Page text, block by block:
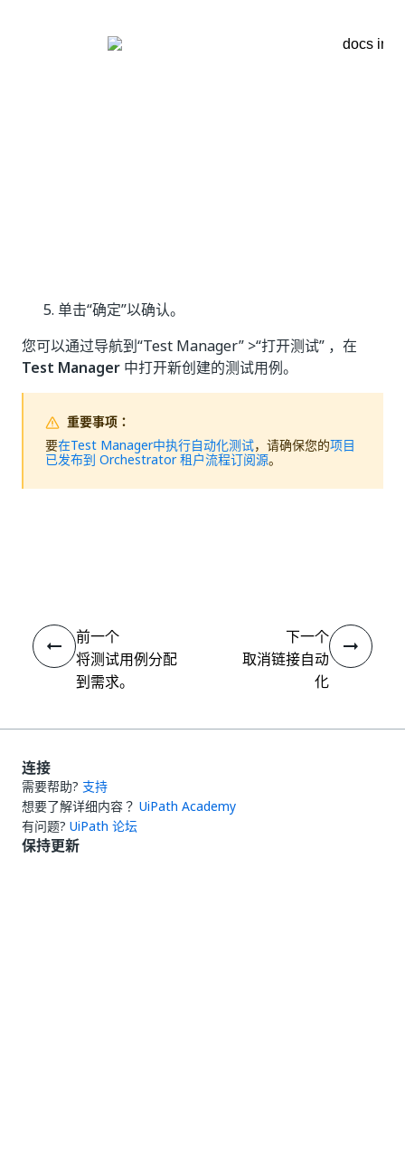
单击“确定”以确认。
您可以通过导航到“Test Manager” >“打开测试” ，在
Test Manager 中打开新创建的测试用例。
重要事项：
要在Test Manager中执行自动化测试，请确保您的项目
已发布到 Orchestrator 租户流程订阅源。
前一个
将测试用例分配
到需求。
下一个
取消链接自动
化
连接
需要帮助? 支持
想要了解详细内容？ UiPath Academy
有问题? UiPath 论坛
保持更新